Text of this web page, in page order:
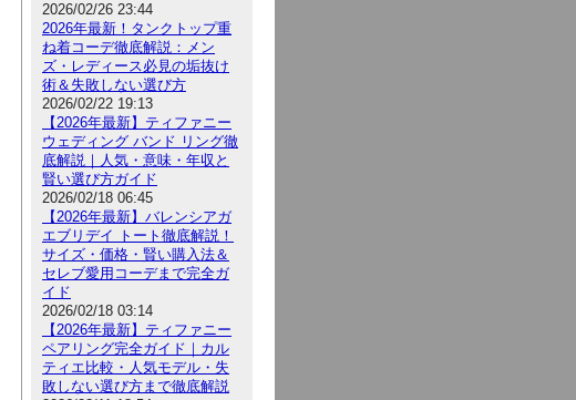
2026/02/26 23:44
2026年最新！タンクトップ重
ね着コーデ徹底解説：メン
ズ・レディース必見の垢抜け
術＆失敗しない選び方
2026/02/22 19:13
【2026年最新】ティファニー
ウェディング バンド リング徹
底解説｜人気・意味・年収と
賢い選び方ガイド
2026/02/18 06:45
【2026年最新】バレンシアガ
エブリデイ トート徹底解説！
サイズ・価格・賢い購入法＆
セレブ愛用コーデまで完全ガ
イド
2026/02/18 03:14
【2026年最新】ティファニー
ペアリング完全ガイド｜カル
ティエ比較・人気モデル・失
敗しない選び方まで徹底解説